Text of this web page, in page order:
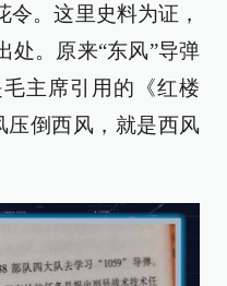
令。这里史料为证，
处。原来“东风”导弹
主席引用的《红楼
压倒西风，就是西风